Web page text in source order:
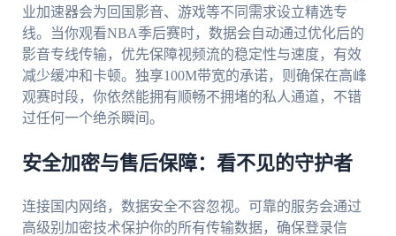
业加速器会为回国影音、游戏等不同需求设立精选专
线。当你观看NBA季后赛时，数据会自动通过优化后的
影音专线传输，优先保障视频流的稳定性与速度，有效
减少缓冲和卡顿。独享100M带宽的承诺，则确保在高峰
观赛时段，你依然能拥有顺畅不拥堵的私人通道，不错
过任何一个绝杀瞬间。
安全加密与售后保障：看不见的守护者
连接国内网络，数据安全不容忽视。可靠的服务会通过
高级别加密技术保护你的所有传输数据，确保登录信